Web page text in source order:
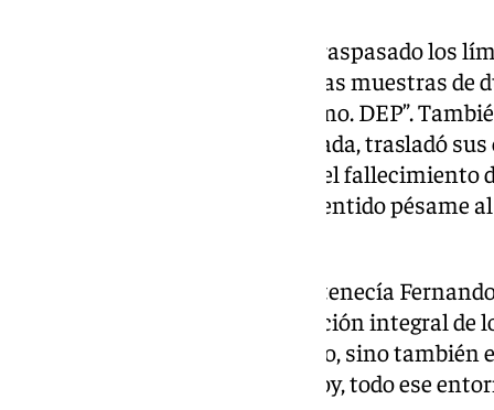
El impacto de esta pérdida ha traspasado los
Unicaja Baloncesto se sumó a las muestras de
sentido: “Lo sentimos muchísimo. DEP”.
conjunto blanquiazul esta jornada, trasladó
“Lamentamos profundamente el fallecimiento
nuestro cariño y nuestro más sentido pésame
La Fundación MCF, a la que pertenecía
club de Martiricos con la formación integral de
desde el punto de vista deportivo, sino también
compañerismo y el esfuerzo. Hoy, todo ese